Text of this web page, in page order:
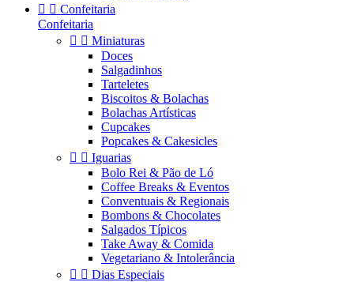
  Confeitaria
Confeitaria
  Miniaturas
Doces
Salgadinhos
Tarteletes
Biscoitos & Bolachas
Bolachas Artísticas
Cupcakes
Popcakes & Cakesicles
  Iguarias
Bolo Rei & Pão de Ló
Coffee Breaks & Eventos
Conventuais & Regionais
Bombons & Chocolates
Salgados Típicos
Take Away & Comida
Vegetariano & Intolerância
  Dias Especiais